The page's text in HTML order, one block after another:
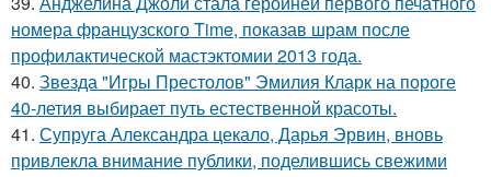
номера французского Time, показав шрам после
профилактической мастэктомии 2013 года.
40. Звезда "Игры Престолов" Эмилия Кларк на пороге
40-летия выбирает путь естественной красоты.
41. Супруга Александра цекало, Дарья Эрвин, вновь
привлекла внимание публики, поделившись свежими